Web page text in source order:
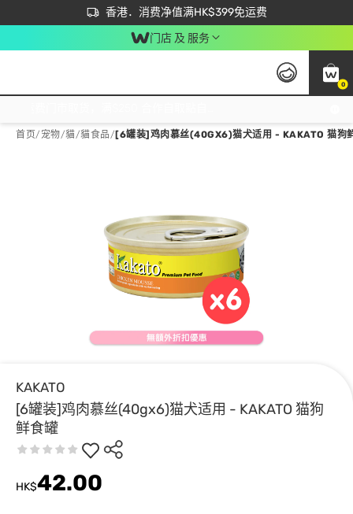
香港．消费净值满HK$399免运费
立即成为易赏钱会员尽享独家优惠
首次APP下单买满$450 输入 NEWAPP 即减$50
门店 及 服务
0
首页/ 宠物/貓/貓食品/ [6罐装]鸡肉慕丝(40GX6)猫犬适用 - KAKATO 猫狗
KAKATO
[6罐装]鸡肉慕丝(40gx6)猫犬适用 - KAKATO 猫狗
鲜食罐
HK$42.00